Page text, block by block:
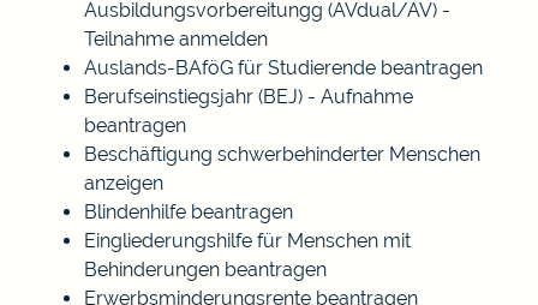
Ausbildungsvorbereitungg (AVdual/AV) -
Teilnahme anmelden
Auslands-BAföG für Studierende beantragen
Berufseinstiegsjahr (BEJ) - Aufnahme
beantragen
Beschäftigung schwerbehinderter Menschen
anzeigen
Blindenhilfe beantragen
Eingliederungshilfe für Menschen mit
Behinderungen beantragen
Erwerbsminderungsrente beantragen